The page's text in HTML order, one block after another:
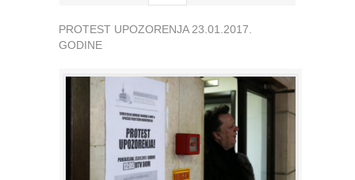
PROTEST UPOZORENJA 23.01.2017.
GODINE